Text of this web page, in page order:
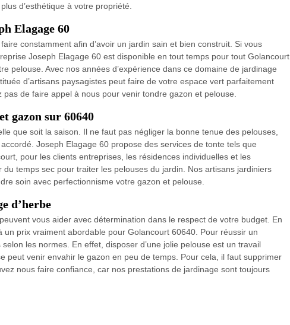
d’esthétique à votre propriété.
Elagage 60
constamment afin d’avoir un jardin sain et bien construit. Si vous
Joseph Elagage 60 est disponible en tout temps pour tout Golancourt
pelouse. Avec nos années d’expérience dans ce domaine de jardinage
d’artisans paysagistes peut faire de votre espace vert parfaitement
pas de faire appel à nous pour venir tondre gazon et pelouse.
gazon sur 60640
que soit la saison. Il ne faut pas négliger la bonne tenue des pelouses,
Joseph Elagage 60 propose des services de tonte tels que
pour les clients entreprises, les résidences individuelles et les
du temps sec pour traiter les pelouses du jardin. Nos artisans jardiniers
soin avec perfectionnisme votre gazon et pelouse.
d’herbe
vous aider avec détermination dans le respect de votre budget. En
prix vraiment abordable pour Golancourt 60640. Pour réussir un
les normes. En effet, disposer d’une jolie pelouse est un travail
peut venir envahir le gazon en peu de temps. Pour cela, il faut supprimer
nous faire confiance, car nos prestations de jardinage sont toujours